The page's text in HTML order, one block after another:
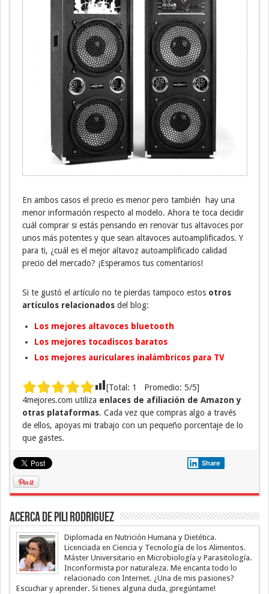
En ambos casos el precio es menor pero también hay una
menor información respecto al modelo. Ahora te toca decidir
cuál comprar si estás pensando en renovar tus altavoces por
unos más potentes y que sean altavoces autoamplificados. Y
para ti, ¿cuál es el mejor altavoz autoamplificado calidad
precio del mercado? ¡Esperamos tus comentarios!
Si te gustó el artículo no te pierdas tampoco estos otros
artículos relacionados del blog:
Los mejores altavoces bluetooth
Los mejores tocadiscos baratos
Los mejores auriculares inalámbricos para TV
[Total: 1 Promedio: 5/5]
4mejores.com utiliza enlaces de afiliación de Amazon y
otras plataformas. Cada vez que compras algo a través
de ellos, apoyas mi trabajo con un pequeño porcentaje de lo
que gastes.
Share
Acerca de Pili Rodriguez
Diplomada en Nutrición Humana y Dietética.
Licenciada en Ciencia y Tecnología de los Alimentos.
Máster Universitario en Microbiología y Parasitología.
Inconformista por naturaleza. Me encanta todo lo
relacionado con Internet. ¿Una de mis pasiones?
Escuchar y aprender. Si tienes alguna duda, ¡pregúntame!